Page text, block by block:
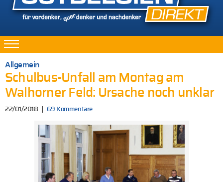
Allgemein
Schulbus-Unfall am Montag am
Walhorner Feld: Ursache noch unklar
22/01/2018 69 Kommentare